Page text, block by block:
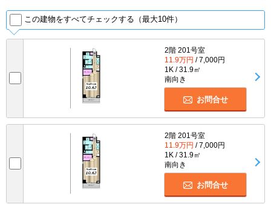
この建物をすべてチェックする（最大10件）
2階 201号室
11.9万円 / 7,000円
1K / 31.9㎡
南向き
お問合せ
2階 201号室
11.9万円 / 7,000円
1K / 31.9㎡
南向き
お問合せ